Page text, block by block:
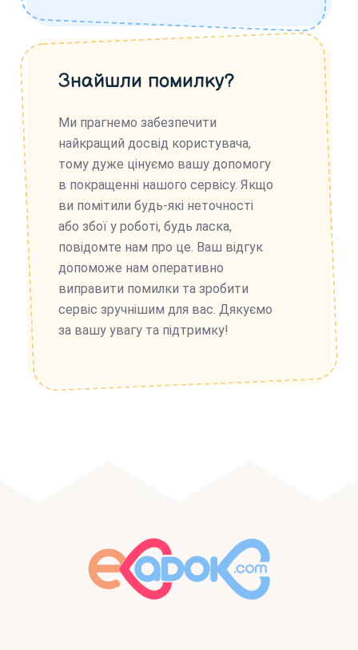
Знайшли помилку?
Ми прагнемо забезпечити
найкращий досвід користувача,
тому дуже цінуємо вашу допомогу
в покращенні нашого сервісу. Якщо
ви помітили будь-які неточності
або збої у роботі, будь ласка,
повідомте нам про це. Ваш відгук
допоможе нам оперативно
виправити помилки та зробити
сервіс зручнішим для вас. Дякуємо
за вашу увагу та підтримку!